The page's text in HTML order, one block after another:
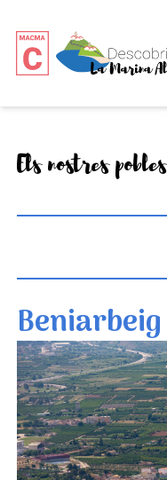
Els nostres pobles
Beniarbeig